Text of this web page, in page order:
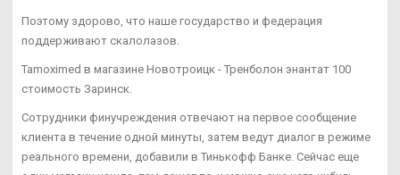
Поэтому здорово, что наше государство и федерация
поддерживают скалолазов.
Tamoximed в магазине Новотроицк - Тренболон энантат 100
стоимость Заринск.
Сотрудники финучреждения отвечают на первое сообщение
клиента в течение одной минуты, затем ведут диалог в режиме
реального времени, добавили в Тинькофф Банке. Сейчас еще